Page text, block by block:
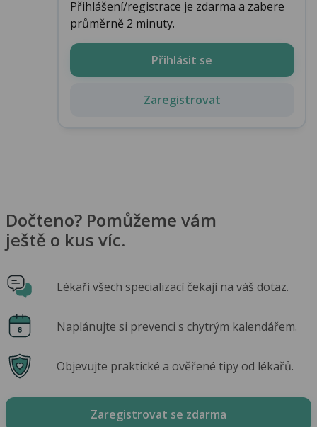
Přihlášení/registrace je zdarma a zabere
průměrně 2 minuty.
Přihlásit se
Zaregistrovat
Dočteno? Pomůžeme vám
ještě o kus víc.
Lékaři všech specializací čekají na váš dotaz.
Naplánujte si prevenci s chytrým kalendářem.
Objevujte praktické a ověřené tipy od lékařů.
Zaregistrovat se zdarma